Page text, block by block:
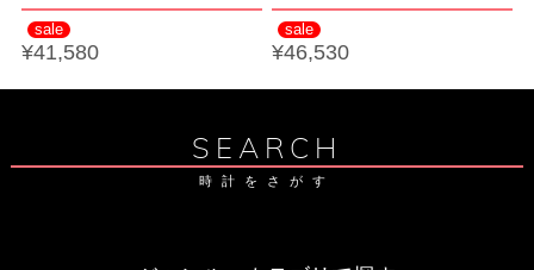
sale
¥41,580
sale
¥46,530
SEARCH
時計をさがす